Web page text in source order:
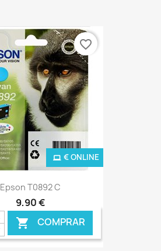
Epson T0892 C
9,90 €
 COMPRAR
€ ONLINE
favorite_border